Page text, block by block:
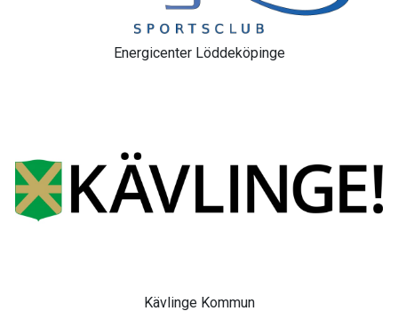
Energicenter Löddeköpinge
Kävlinge Kommun